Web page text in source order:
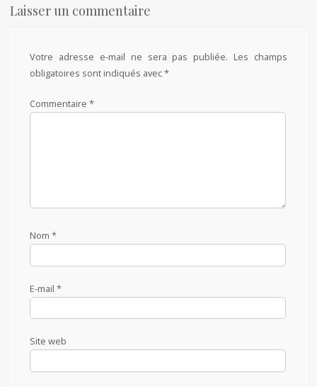
Laisser un commentaire
Votre adresse e-mail ne sera pas publiée. Les champs
obligatoires sont indiqués avec*
Commentaire*
Nom*
E-mail*
Site web